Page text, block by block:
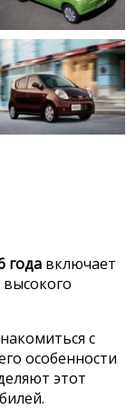
года включает
с
особенности
этот